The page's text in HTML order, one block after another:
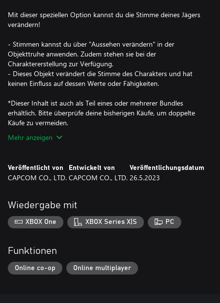
Mit dieser speziellen Option kannst du die Stimme deines Jägers
verändern!
- Stimmen kannst du über "Aussehen verändern" in der
Objekttruhe anwenden. Zudem stehen sie bei der
Charaktererstellung zur Verfügung.
- Dieses Objekt verändert die Stimme des Charakters und hat
keinen Einfluss auf dessen Werte oder Fähigkeiten.
*Dieser Inhalt ist auch als Teil eines oder mehrerer Bundles
erhältlich. Bitte überprüfe deine bisherigen Käufe, um doppelte
Käufe zu vermeiden.
Mehr anzeigen
Veröffentlicht von
CAPCOM CO., LTD.
Entwickelt von
CAPCOM CO., LTD.
Veröffentlichungsdatum
26.5.2023
Wiedergabe mit
XBOX One XBOX Series X|S PC
Funktionen
Online co-op Online multiplayer